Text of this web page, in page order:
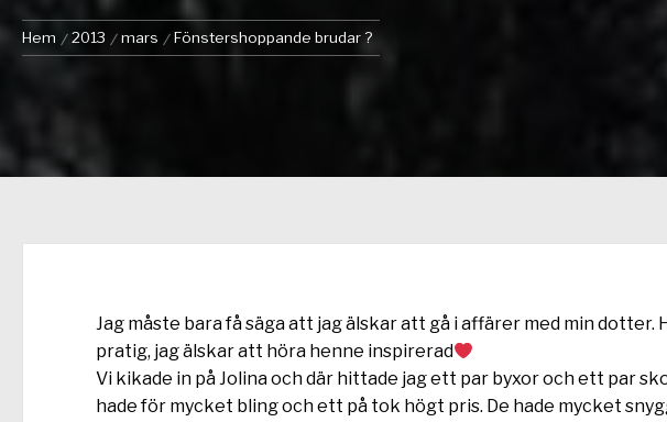
Hem 2013 mars Fönstershoppande brudar ?
Jag måste bara få säga att jag älskar att gå i affärer med min dotter.
pratig, jag älskar att höra henne inspirerad
Vi kikade in på Jolina och där hittade jag ett par byxor och ett par
hade för mycket bling och ett på tok högt pris. De hade mycket